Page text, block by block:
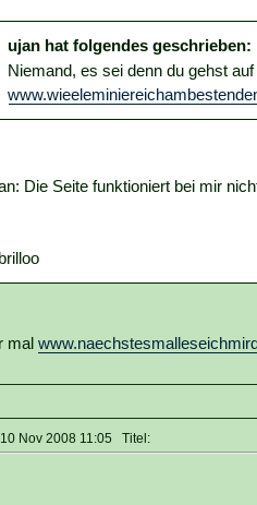
ujan hat folgendes geschrieben:
Niemand, es sei denn du gehst
Die Seite funktioniert bei mir
mal
10 Nov 2008 11:05 Titel: